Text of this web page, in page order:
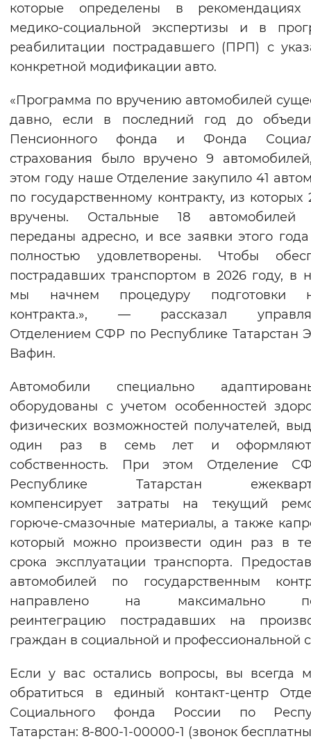
которые определены в
медико-социальной экспертизы и в
реабилитации пострадавшего (ПРП) с
конкретной модификации авто.
«Программа по вручению автомобилей
давно, если в последний год до
Пенсионного фонда и Фонда
страхования было вручено 9
этом году наше Отделение закупило 41
по государственному контракту, из которых
вручены. Остальные 18 автомобилей
переданы адресно, и все заявки этого
полностью удовлетворены. Чтобы
пострадавших транспортом в 2026 году, в
мы начнем процедуру подготовки
контракта.», — рассказал
Отделением СФР по Республике Татарстан
Вафин.
Автомобили специально
оборудованы с учетом особенностей
физических возможностей получателей,
один раз в семь лет и
собственность. При этом Отделение
Республике Татарстан
компенсирует затраты на текущий
горюче-смазочные материалы, а также
который можно произвести один раз в
срока эксплуатации транспорта.
автомобилей по государственным
направлено на максимально
реинтеграцию пострадавших на
граждан в социальной и профессиональной
Если у вас остались вопросы, вы всегда
обратиться в единый контакт-центр
Социального фонда России по
Татарстан: 8-800-1-00000-1 (звонок